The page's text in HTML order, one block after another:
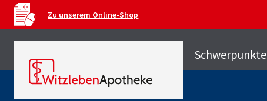
Zu unserem Online-Shop
Schwerpunkte